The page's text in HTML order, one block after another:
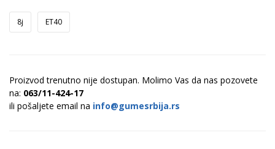
8j ET40
Proizvod trenutno nije dostupan. Molimo Vas da nas pozovete
na: 063/11-424-17
ili pošaljete email na info@gumesrbija.rs